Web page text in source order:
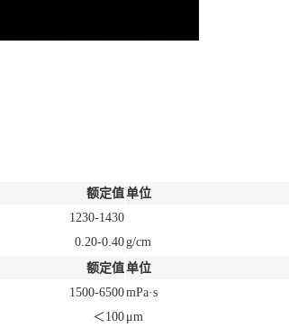
额定值单位
1230-1430
0.20-0.40g/cm
额定值单位
1500-6500mPa·s
＜100 μm